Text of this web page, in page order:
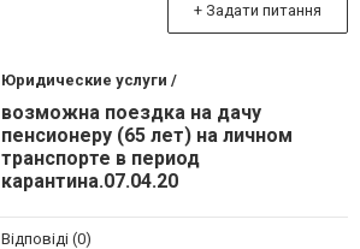
+ Задати питання
Юридические услуги /
возможна поездка на дачу
пенсионеру (65 лет) на личном
транспорте в период
карантина.07.04.20
Відповіді (0)